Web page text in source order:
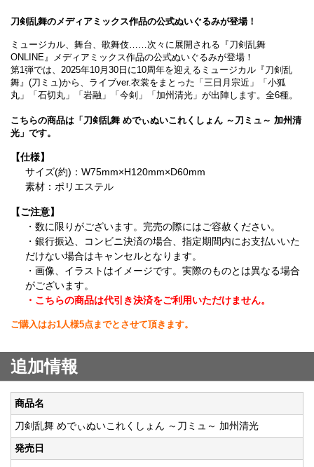
刀剣乱舞のメディアミックス作品の公式ぬいぐるみが登場！
ミュージカル、舞台、歌舞伎……次々に展開される『刀剣乱舞
ONLINE』メディアミックス作品の公式ぬいぐるみが登場！
第1弾では、2025年10月30日に10周年を迎えるミュージカル『刀剣乱
舞』(刀ミュ)から、ライブver.衣裳をまとった「三日月宗近」「小狐
丸」「石切丸」「岩融」「今剣」「加州清光」が出陣します。全6種。
こちらの商品は「刀剣乱舞 めでぃぬいこれくしょん ～刀ミュ～ 加州清
光」です。
【仕様】
サイズ(約)：W75mm×H120mm×D60mm
素材：ポリエステル
【ご注意】
・数に限りがございます。完売の際にはご容赦ください。
・銀行振込、コンビニ決済の場合、指定期間内にお支払いいた
だけない場合はキャンセルとなります。
・画像、イラストはイメージです。実際のものとは異なる場合
がございます。
・こちらの商品は代引き決済をご利用いただけません。
ご購入はお1人様5点までとさせて頂きます。
追加情報
商品名
刀剣乱舞 めでぃぬいこれくしょん ～刀ミュ～ 加州清光
発売日